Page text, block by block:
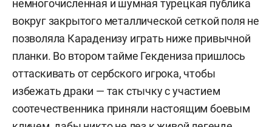
немногочисленная и шумная турецкая публика
вокруг закрытого металлической сеткой поля не
позволяла Караденизу играть ниже привычной
планки. Во втором тайме Гекдениза пришлось
оттаскивать от сербского игрока, чтобы
избежать драки — так стычку с участием
соотечественника приняли настоящим боевым